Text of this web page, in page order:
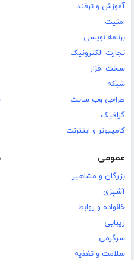
آموزش و ترفند
امنیت
برنامه نویسی
تجارت الکترونیک
سخت افزار
شبکه
طراحی وب سایت
گرافیک
کامپیوتر و اینترنت
عمومی
بزرگان و مشاهیر
آشپزی
خانواده و روابط
زیبایی
سرگرمی
سلامت و تغذیه